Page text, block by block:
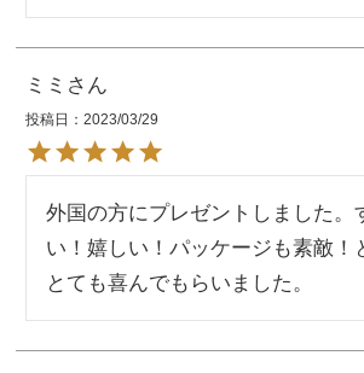
ミミ
投稿日 2023/03/29
外国の方にプレゼントしました。
い！嬉しい！パッケージも素敵！
とても喜んでもらいました。